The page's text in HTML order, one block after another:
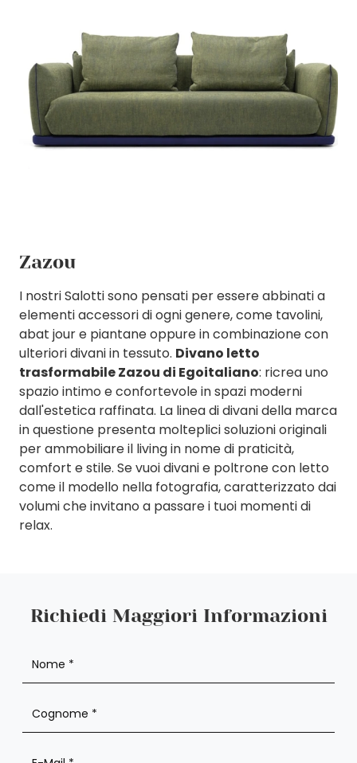
Zazou
I nostri Salotti sono pensati per essere abbinati a
elementi accessori di ogni genere, come tavolini,
abat jour e piantane oppure in combinazione con
ulteriori divani in tessuto. Divano letto
trasformabile Zazou di Egoitaliano: ricrea uno
spazio intimo e confortevole in spazi moderni
dall'estetica raffinata. La linea di divani della marca
in questione presenta molteplici soluzioni originali
per ammobiliare il living in nome di praticità,
comfort e stile. Se vuoi divani e poltrone con letto
come il modello nella fotografia, caratterizzato dai
volumi che invitano a passare i tuoi momenti di
relax.
Richiedi Maggiori Informazioni